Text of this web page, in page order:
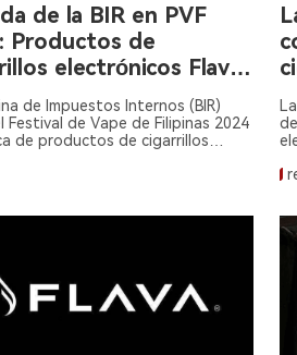
de la BIR en PVF
Productos de
electrónicos Flava
de Impuestos Internos (BIR)
Festival de Vape de Filipinas 2024
de productos de cigarrillos